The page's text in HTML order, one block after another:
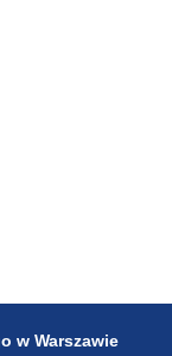
w Warszawie